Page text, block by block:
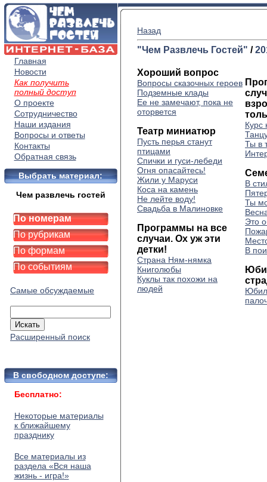
Главная
Новости
Как получить
полный доступ
О проекте
Сотрудничество
Наши издания
Вопросы и ответы
Контакты
Обратная связь
Выбрать материал:
Чем развлечь гостей
По номерам
По рубрикам
По формам
По событиям
Самые обсуждаемые
Расширенный поиск
В свободном доступе:
Бесплатно:
Некоторые материалы
к ближайшему
празднику
Все материалы из
раздела «Вся наша
жизнь - игра!»
Назад
"Чем Развлечь Гостей" /
Хороший вопрос
Вопросы сказочных героев
Подземные клады
Ее не замечают, пока не
оторвется
Театр миниатюр
Пусть перья станут
птицами
Спички и гуси-лебеди
Огня опасайтесь!
Жили у Маруси
Коса на камень
Не лейте воду!
Свадьба в Малиновке
Программы на все
случаи. Ох уж эти
детки!
Страна Ням-нямка
Книголюбы
Куклы так похожи на
людей
Курс
Ты в
В
Ты
Это
В